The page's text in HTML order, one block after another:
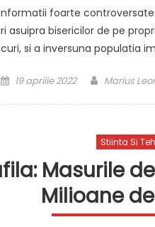
foarte
asuipra bisericilor de pe
si a inversuna populatia
Posted
19 aprilie 2022 Author
Marius
Stiinta Si
Masurile
Milioane